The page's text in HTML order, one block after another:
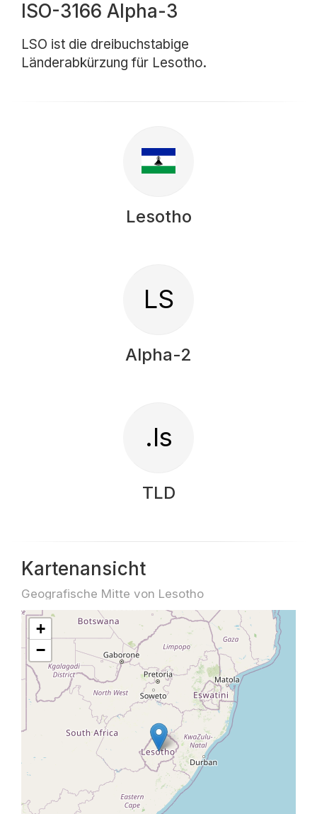
ISO-3166 Alpha-3
LSO ist die dreibuchstabige
Länderabkürzung für Lesotho.
Lesotho
LS
Alpha-2
.ls
TLD
Kartenansicht
Geografische Mitte von Lesotho
+
−